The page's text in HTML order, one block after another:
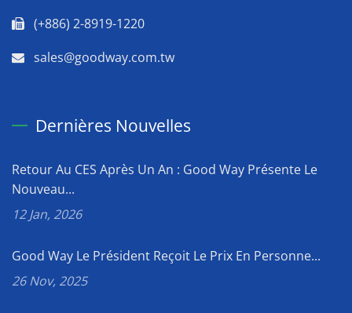
(+886) 2-8919-1220
sales@goodway.com.tw
Dernières Nouvelles
Retour Au CES Après Un An : Good Way Présente Le
Nouveau...
12 Jan, 2026
Good Way Le Président Reçoit Le Prix En Personne...
26 Nov, 2025